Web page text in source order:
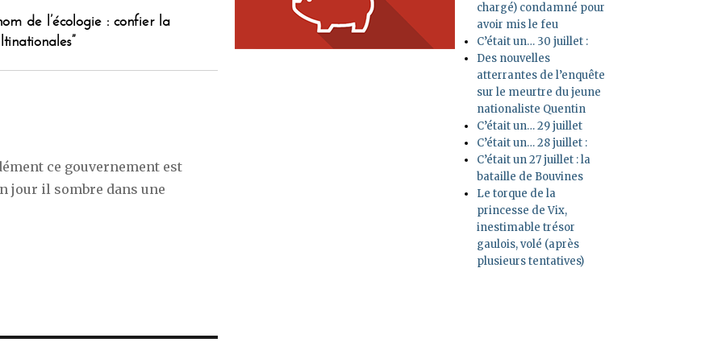
de l’écologie : confier la
ce gouvernement est
jour il sombre dans une
chargé) condamné pour
avoir mis le feu
C’était un… 30 juillet :
Des nouvelles
atterrantes de l’enquête
sur le meurtre du jeune
nationaliste Quentin
C’était un… 29 juillet
C’était un… 28 juillet :
C’était un 27 juillet : la
bataille de Bouvines
Le torque de la
princesse de Vix,
inestimable trésor
gaulois, volé (après
plusieurs tentatives)